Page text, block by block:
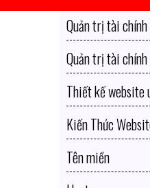
Quản trị tài
Quản trị tài
Thiết kế website
Kiến Thức
Tên miền